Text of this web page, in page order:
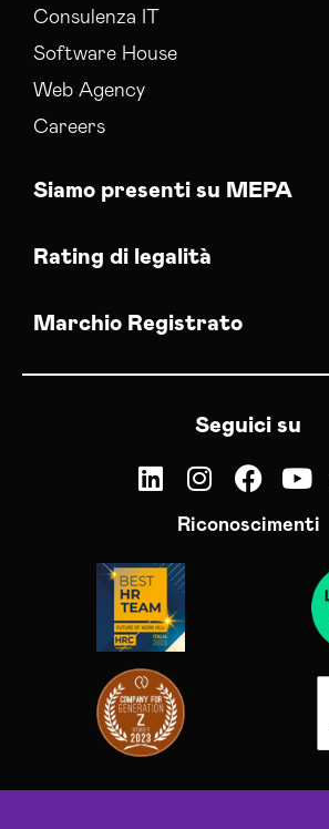
Consulenza IT
Software House
Web Agency
Careers
Siamo presenti su MEPA
Rating di legalità
Marchio Registrato
Seguici su
Riconoscimenti